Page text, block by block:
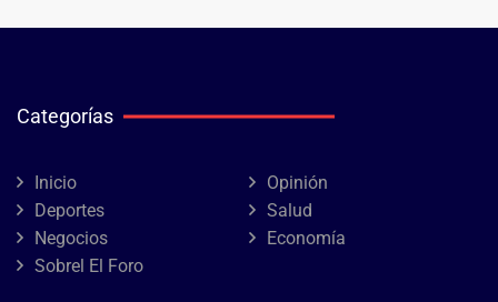
Categorías
Inicio
Opinión
Deportes
Salud
Negocios
Economía
Sobrel El Foro